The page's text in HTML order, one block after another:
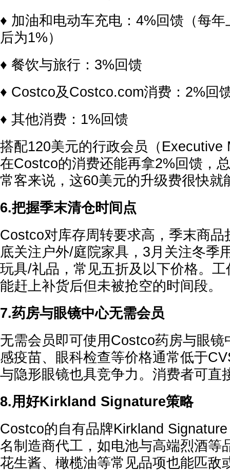
♦ 加油和电动车充电：4%回馈（每
后为1%）
♦ 餐饮与旅行：3%回馈
♦ Costco及Costco.com消费：2%回
♦ 其他消费：1%回馈
搭配120美元的行政会员（Executive
在Costco的消费还能再拿2%回馈，
常客来说，这60美元的升级费很快就
6.把握季末清仓时间点
Costco对库存周转要求高，季末商品
底关注户外/庭院家具，3月关注冬季
玩具/礼品，常见五折及以下价格。
能赶上补货后但未被抢空的时间段。
7.药房与眼镜中心无需会员
无需会员即可使用Costco药房与眼镜
感疫苗、眼科检查等价格通常低于
与隐形眼镜也具竞争力。消费者可直
8.用好Kirkland Signature策略
Costco的自有品牌Kirkland
名制造商代工，如电池与高端烈酒等
花生酱、橄榄油等常见品项也能匹敌